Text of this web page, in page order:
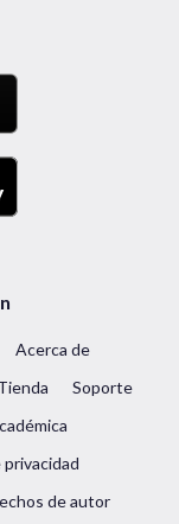
Acerca de
Soporte
de autor